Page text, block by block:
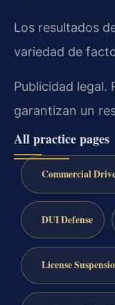
Los resultados
variedad de
Publicidad legal.
garantizan un
All practice pages
Commercial
DUI Defense
License